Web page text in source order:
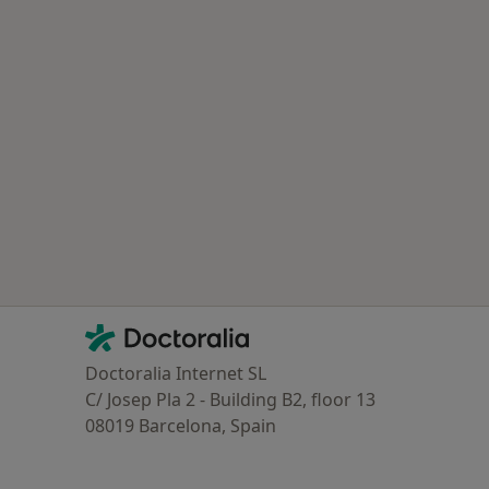
Contacto
Doctoralia - Página de inicio
Doctoralia Internet SL
C/ Josep Pla 2 - Building B2, floor 13
08019 Barcelona, Spain